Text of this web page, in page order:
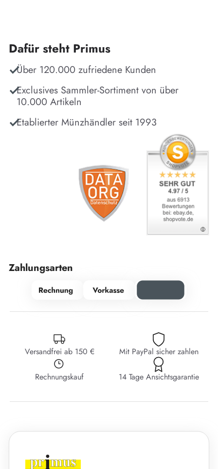
Dafür steht Primus
Über 120.000 zufriedene Kunden
Exclusives Sammler-Sortiment von über
10.000 Artikeln
Etablierter Münzhändler seit 1993
Zahlungsarten
Versandfrei ab 150 € Mit PayPal sicher zahlen
Rechnungskauf 14 Tage Ansichtsgarantie